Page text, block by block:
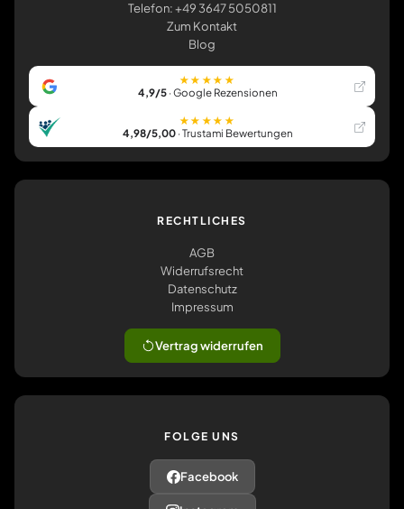
Telefon: +49 3647 5050811
Zum Kontakt
Blog
★★★★★
4,9/5· Google Rezensionen
★★★★★
4,98/5,00· Trustami Bewertungen
RECHTLICHES
AGB
Widerrufsrecht
Datenschutz
Impressum
Vertrag widerrufen
FOLGE UNS
Facebook